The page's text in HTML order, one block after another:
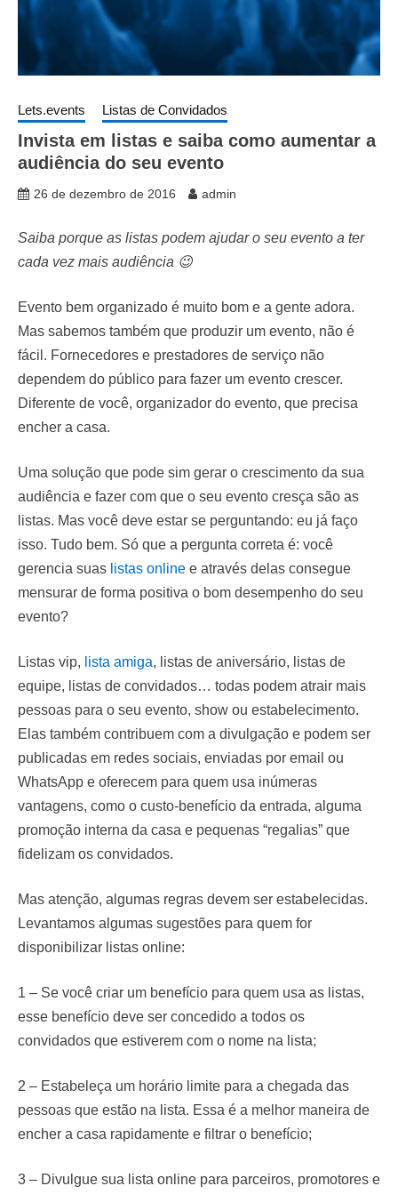
Lets.events Listas de Convidados
Invista em listas e saiba como aumentar a
audiência do seu evento
26 de dezembro de 2016 admin
Saiba porque as listas podem ajudar o seu evento a ter
cada vez mais audiência 😉
Evento bem organizado é muito bom e a gente adora.
Mas sabemos também que produzir um evento, não é
fácil. Fornecedores e prestadores de serviço não
dependem do público para fazer um evento crescer.
Diferente de você, organizador do evento, que precisa
encher a casa.
Uma solução que pode sim gerar o crescimento da sua
audiência e fazer com que o seu evento cresça são as
listas. Mas você deve estar se perguntando: eu já faço
isso. Tudo bem. Só que a pergunta correta é: você
gerencia suas listas online e através delas consegue
mensurar de forma positiva o bom desempenho do seu
evento?
Listas vip, lista amiga, listas de aniversário, listas de
equipe, listas de convidados… todas podem atrair mais
pessoas para o seu evento, show ou estabelecimento.
Elas também contribuem com a divulgação e podem ser
publicadas em redes sociais, enviadas por email ou
WhatsApp e oferecem para quem usa inúmeras
vantagens, como o custo-benefício da entrada, alguma
promoção interna da casa e pequenas “regalias” que
fidelizam os convidados.
Mas atenção, algumas regras devem ser estabelecidas.
Levantamos algumas sugestões para quem for
disponibilizar listas online:
1 – Se você criar um benefício para quem usa as listas,
esse benefício deve ser concedido a todos os
convidados que estiverem com o nome na lista;
2 – Estabeleça um horário limite para a chegada das
pessoas que estão na lista. Essa é a melhor maneira de
encher a casa rapidamente e filtrar o benefício;
3 – Divulgue sua lista online para parceiros, promotores e